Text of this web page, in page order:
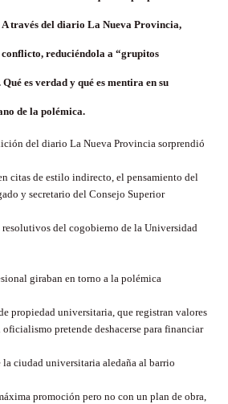
A través del diario La Nueva Provincia,
reduciéndola a “grupitos
es verdad y qué es mentira en su
de la polémica.
del diario La Nueva Provincia sorprendió
citas de estilo indirecto, el pensamiento del
y secretario del Consejo Superior
resolutivos del cogobierno de la Universidad
giraban en torno a la polémica
propiedad universitaria, que registran valores
pretende deshacerse para financiar
la ciudad universitaria aledaña al barrio
promoción pero no con un plan de obra,